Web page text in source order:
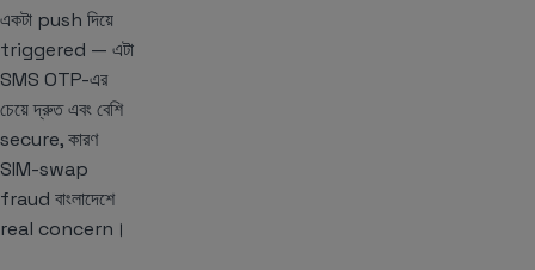
একটা push দিয়ে
triggered — এটা
SMS OTP-এর
চেয়ে দ্রুত এবং বেশি
secure, কারণ
SIM-swap
fraud বাংলাদেশে
real concern।